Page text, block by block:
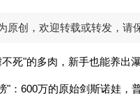
原创，欢迎转载或转发，请
死"的多肉，新手也能养出
"：600万的原始剑斯诺娃，